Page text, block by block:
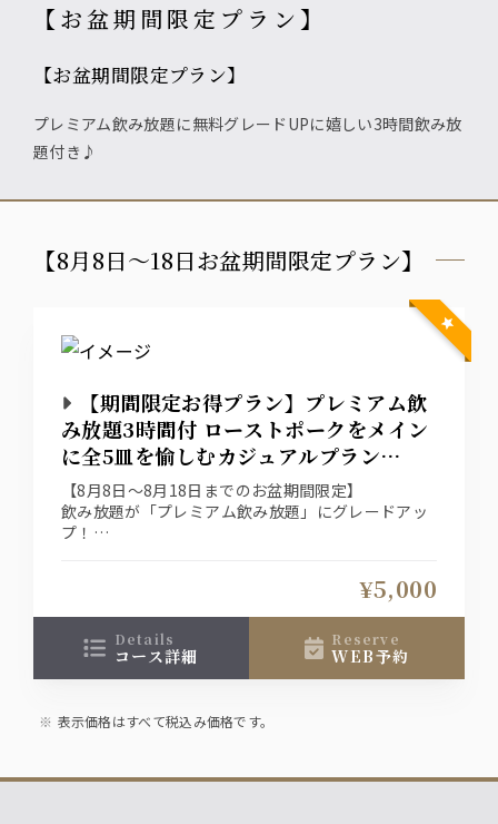
【お盆期間限定プラン】
【お盆期間限定プラン】
プレミアム飲み放題に無料グレードUPに嬉しい3時間飲み放
題付き♪
【8月8日～18日お盆期間限定プラン】
【期間限定お得プラン】プレミアム飲
み放題3時間付 ローストポークをメイン
に全5皿を愉しむカジュアルプラン
【RCプラン】
【8月8日～8月18日までのお盆期間限定】
飲み放題が「プレミアム飲み放題」にグレードアッ
プ！
お料理はローストポークをメインに全5皿を愉しむ
プランです。
¥5,000
details
コース詳細
reserve
WEB予約
表示価格はすべて税込み価格です。